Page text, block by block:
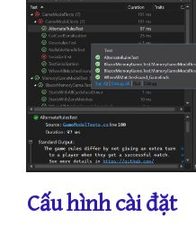
Cấu hình cài đặt